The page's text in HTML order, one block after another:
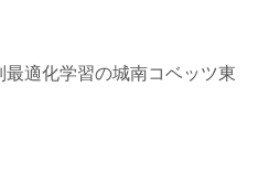
最適化学習の城南コベッツ東